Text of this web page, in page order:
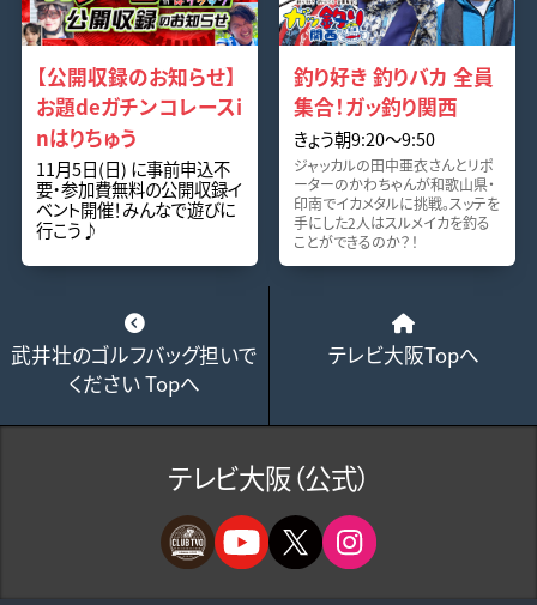
【公開収録のお知らせ】
お題deガチンコレースi
nはりちゅう
11月5日(日) に事前申込不
要・参加費無料の公開収録イ
ベント開催！みんなで遊びに
行こう♪
釣り好き 釣りバカ 全員
集合！ガッ釣り関西
きょう朝9:20～9:50
ジャッカルの田中亜衣さんとリポ
ーターのかわちゃんが和歌山県・
印南でイカメタルに挑戦。スッテを
手にした2人はスルメイカを釣る
ことができるのか？！
武井壮のゴルフバッグ担いで
ください Topへ
テレビ大阪Topへ
テレビ大阪（公式）